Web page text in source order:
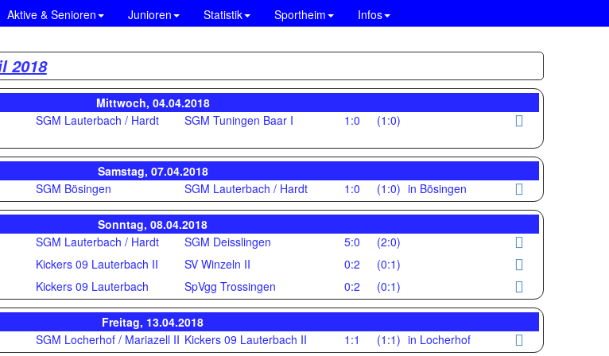
Aktive & Senioren Junioren Statistik Sportheim Infos
2018
Mittwoch, 04.04.2018
SGM Lauterbach / Hardt SGM Tuningen Baar I 1:0 (1:0)
Samstag, 07.04.2018
SGM Bösingen SGM Lauterbach / Hardt 1:0 (1:0) in Bösingen
Sonntag, 08.04.2018
SGM Lauterbach / Hardt SGM Deisslingen 5:0
(2:0)
Kickers 09 Lauterbach II SV Winzeln II 0:2
(0:1)
Kickers 09 Lauterbach SpVgg Trossingen 0:2 (0:1)
Freitag, 13.04.2018
SGM Locherhof / Mariazell II Kickers 09 Lauterbach II 1:1 (1:1) in Locherhof